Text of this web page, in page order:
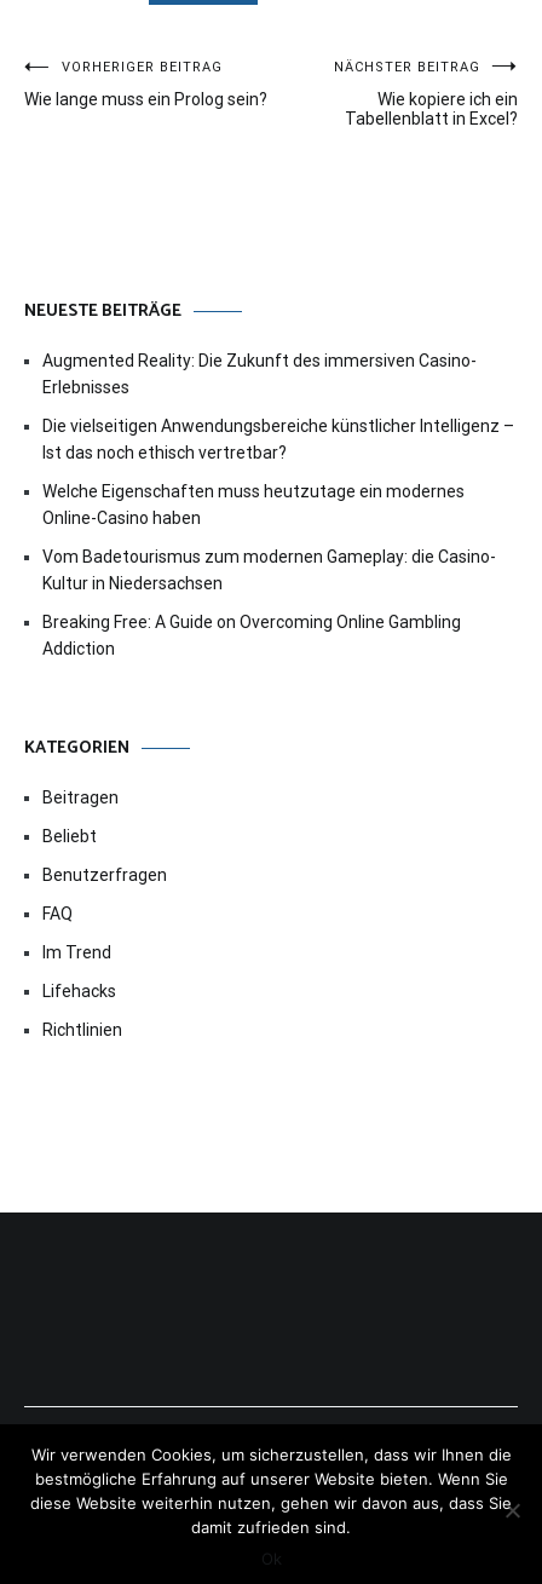
Beitragsnavigation
VORHERIGER BEITRAG
Wie lange muss ein Prolog sein?
NÄCHSTER BEITRAG
Wie kopiere ich ein
Tabellenblatt in Excel?
NEUESTE BEITRÄGE
Augmented Reality: Die Zukunft des immersiven Casino-
Erlebnisses
Die vielseitigen Anwendungsbereiche künstlicher Intelligenz –
Ist das noch ethisch vertretbar?
Welche Eigenschaften muss heutzutage ein modernes
Online-Casino haben
Vom Badetourismus zum modernen Gameplay: die Casino-
Kultur in Niedersachsen
Breaking Free: A Guide on Overcoming Online Gambling
Addiction
KATEGORIEN
Beitragen
Beliebt
Benutzerfragen
FAQ
Im Trend
Lifehacks
Richtlinien
Copyright © 2026ExpressAntworten.com. All rights reserved.
Theme:Cenote by ThemeGrill. Powered byWordPress .
Wir verwenden Cookies, um sicherzustellen, dass wir Ihnen die
bestmögliche Erfahrung auf unserer Website bieten. Wenn Sie
diese Website weiterhin nutzen, gehen wir davon aus, dass Sie
damit zufrieden sind.
Ok